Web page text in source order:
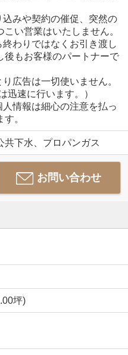
込みや契約の催促、突然の
こい営業はいたしません。
わりではなくお引き渡し
後もお客様のパートナーで
広告は一切使いません。
迅速に行います。）
情報は細心の注意を払っ
。
共下水、プロパンガス
お問い合わせ
坪)